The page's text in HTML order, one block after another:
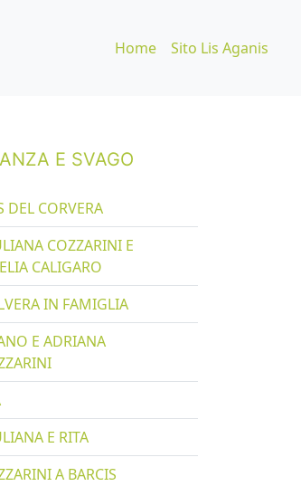
Home Sito Lis Aganis
E SVAGO
DEL CORVERA
COZZARINI E
CALIGARO
IN FAMIGLIA
E ADRIANA
E RITA
A BARCIS